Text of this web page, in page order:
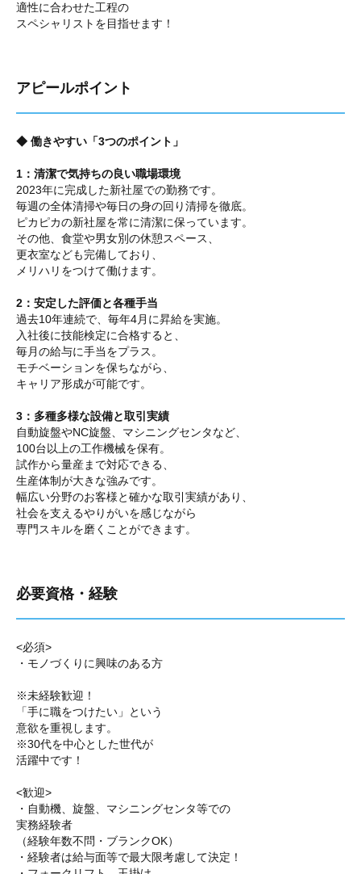
適性に合わせた工程の
スペシャリストを目指せます！
アピールポイント
◆ 働きやすい「3つのポイント」
1：清潔で気持ちの良い職場環境
2023年に完成した新社屋での勤務です。
毎週の全体清掃や毎日の身の回り清掃を徹底。
ピカピカの新社屋を常に清潔に保っています。
その他、食堂や男女別の休憩スペース、
更衣室なども完備しており、
メリハリをつけて働けます。
2：安定した評価と各種手当
過去10年連続で、毎年4月に昇給を実施。
入社後に技能検定に合格すると、
毎月の給与に手当をプラス。
モチベーションを保ちながら、
キャリア形成が可能です。
3：多種多様な設備と取引実績
自動旋盤やNC旋盤、マシニングセンタなど、
100台以上の工作機械を保有。
試作から量産まで対応できる、
生産体制が大きな強みです。
幅広い分野のお客様と確かな取引実績があり、
社会を支えるやりがいを感じながら
専門スキルを磨くことができます。
必要資格・経験
<必須>
・モノづくりに興味のある方
※未経験歓迎！
「手に職をつけたい」という
意欲を重視します。
※30代を中心とした世代が
活躍中です！
<歓迎>
・自動機、旋盤、マシニングセンタ等での
実務経験者
（経験年数不問・ブランクOK）
・経験者は給与面等で最大限考慮して決定！